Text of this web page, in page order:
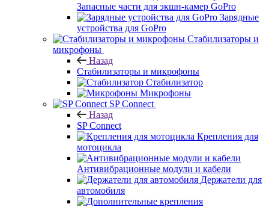
Запасные части для экшн-камер GoPro
Зарядные
устройства для GoPro
Стабилизаторы и
микрофоны
Назад
Стабилизаторы и микрофоны
Стабилизатор
Микрофоны
SP Connect
Назад
SP Connect
Крепления для
мотоцикла
Антивибрационные модули и кабели
Держатели для
автомобиля